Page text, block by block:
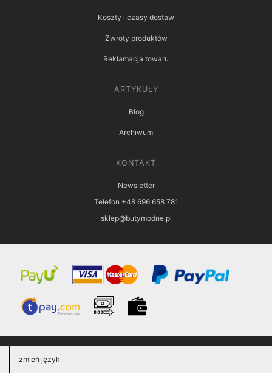
Koszty i czasy dostaw
Zwroty produktów
Reklamacja towaru
ARTYKUŁY
Blog
Archiwum
KONTAKT
Newsletter
Telefon +48 696 658 781
sklep@butymodne.pl
zmień język